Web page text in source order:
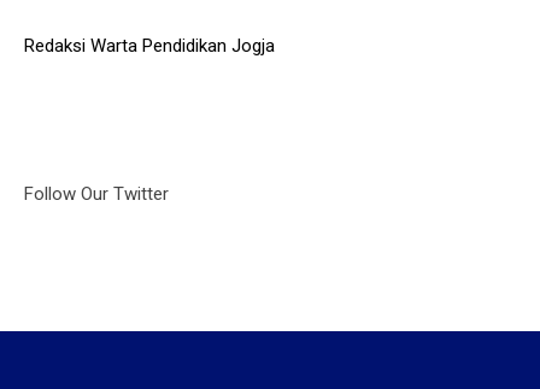
Redaksi Warta Pendidikan Jogja
Follow Our Twitter